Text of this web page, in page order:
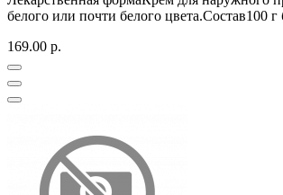
белого или почти белого цвета.Состав100 г
169.00 р.